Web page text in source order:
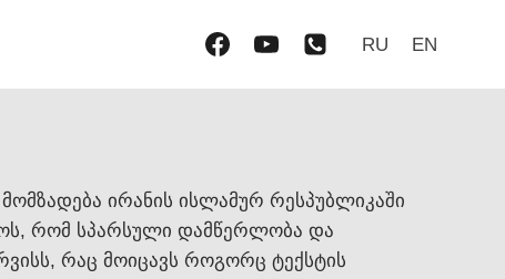
RU EN
ირანის ისლამურ რესპუბლიკაში
რომ სპარსული დამწერლობა და
რაც მოიცავს როგორც ტექსტის